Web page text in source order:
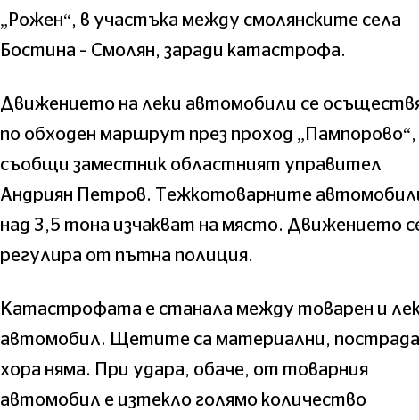
„Рожен“, в участъка между смолянските села
Бостина – Смолян, заради катастрофа.
Движението на леки автомобили се
по обходен маршрут през проход „Пампорово“,
съобщи заместник областният управител
Андриян Петров. Тежкотоварните
над 3,5 тона изчакват на място. Движението
регулира от пътна полиция.
Катастрофата е станала между товарен и лек
автомобил. Щетите са материални,
хора няма. При удара, обаче, от товарния
автомобил е изтекло голямо количество